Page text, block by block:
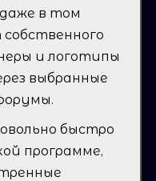
в том
собственного
и логотипы
выбранные
быстро
программе,